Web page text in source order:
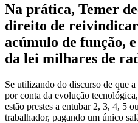
Na prática, Temer
direito de
acúmulo de função,
da lei milhares de
Se utilizando do discurso de que
por conta da evolução
estão prestes a entubar 2, 3, 4, 5
trabalhador, pagando um único